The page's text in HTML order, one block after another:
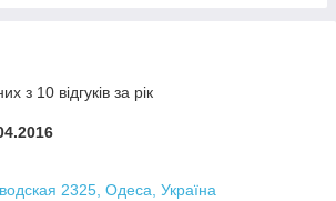
з 10 відгуків за рік
2325, Одеса, Україна